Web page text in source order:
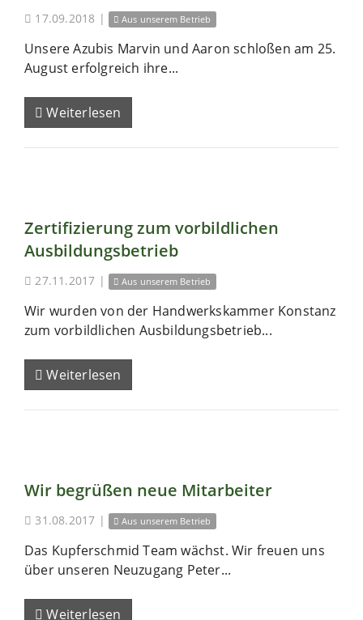
17.09.2018 | Aus unserem Betrieb
Unsere Azubis Marvin und Aaron schloßen am 25.
August erfolgreich ihre...
Weiterlesen
Zertifizierung zum vorbildlichen
Ausbildungsbetrieb
27.11.2017 | Aus unserem Betrieb
Wir wurden von der Handwerkskammer Konstanz
zum vorbildlichen Ausbildungsbetrieb...
Weiterlesen
Wir begrüßen neue Mitarbeiter
31.08.2017 | Aus unserem Betrieb
Das Kupferschmid Team wächst. Wir freuen uns
über unseren Neuzugang Peter...
Weiterlesen